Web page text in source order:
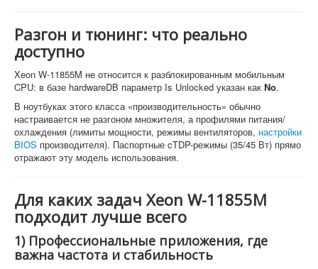
Разгон и тюнинг: что реально
доступно
Xeon W-11855M не относится к разблокированным мобильным
CPU: в базе hardwareDB параметр Is Unlocked указан как No.
В ноутбуках этого класса «производительность» обычно
настраивается не разгоном множителя, а профилями питания/
охлаждения (лимиты мощности, режимы вентиляторов, настройки
BIOS производителя). Паспортные cTDP-режимы (35/45 Вт) прямо
отражают эту модель использования.
Для каких задач Xeon W-11855M
подходит лучше всего
1) Профессиональные приложения, где
важна частота и стабильность